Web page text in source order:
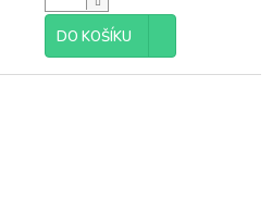
DO KOŠÍKU